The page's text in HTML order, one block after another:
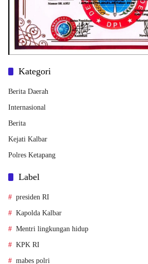
Kategori
Berita Daerah
Internasional
Berita
Kejati Kalbar
Polres Ketapang
Label
presiden RI
Kapolda Kalbar
Mentri lingkungan hidup
KPK RI
mabes polri